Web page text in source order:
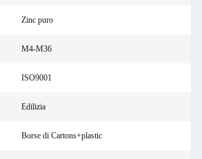
Zinc puro
M4-M36
ISO9001
Edilizia
Borse di Cartons+plastic